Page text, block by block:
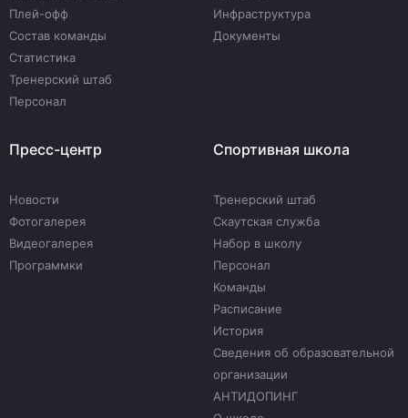
Плей-офф
Состав команды
Статистика
Тренерский штаб
Персонал
Инфраструктура
Документы
Пресс-центр
Новости
Фотогалерея
Видеогалерея
Программки
Спортивная школа
Тренерский штаб
Скаутская служба
Набор в школу
Персонал
Команды
Расписание
История
Сведения об образовательной
организации
АНТИДОПИНГ